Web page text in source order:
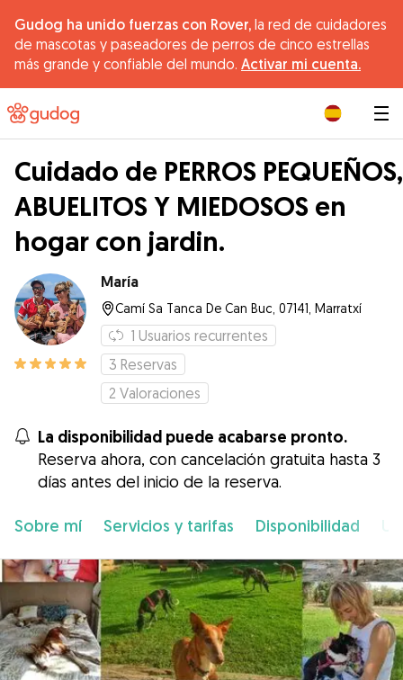
Gudog ha unido fuerzas con Rover, la red de cuidadores
de mascotas y paseadores de perros de cinco estrellas
más grande y confiable del mundo. Activar mi cuenta.
Cuidado de PERROS PEQUEÑOS,
ABUELITOS Y MIEDOSOS en
hogar con jardin.
María
Camí Sa Tanca De Can Buc, 07141, Marratxí
1 Usuarios recurrentes
3 Reservas
2 Valoraciones
La disponibilidad puede acabarse pronto.
Reserva ahora, con cancelación gratuita hasta 3
días antes del inicio de la reserva.
Sobre mí Servicios y tarifas Disponibilidad